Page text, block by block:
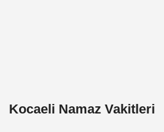
Kocaeli Namaz Vakitleri